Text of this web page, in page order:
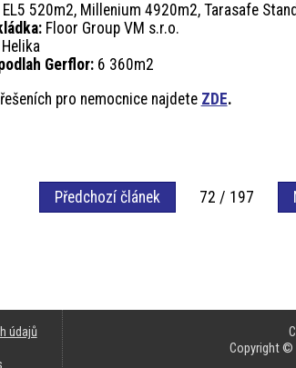
520m2, Millenium 4920m2, Tarasafe
Floor Group VM s.r.o.
Gerflor: 6 360m2
pro nemocnice najdete ZDE.
Předchozí článek 72 / 197
údajů
Copyright ©